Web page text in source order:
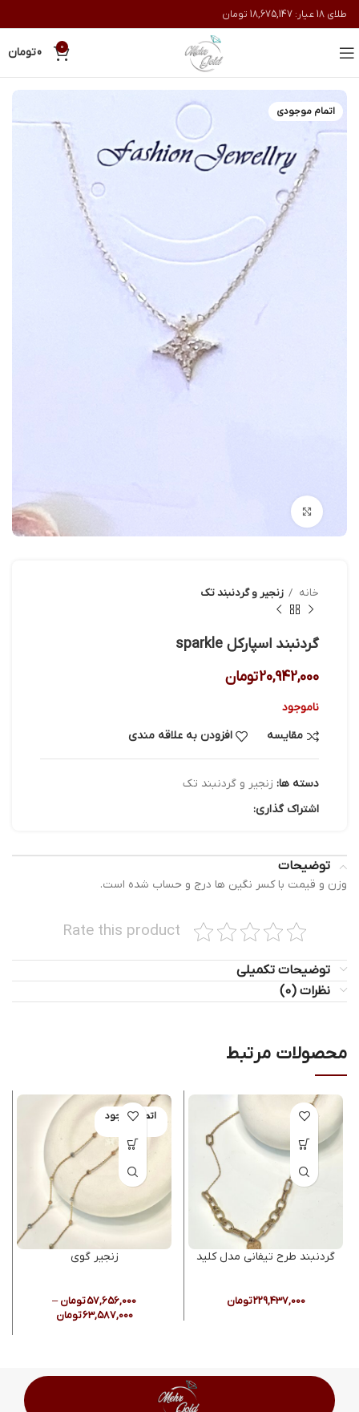
طلای 18 عیار: 18,675,147 تومان
0
0تومان
اتمام موجودی
خانه زنجیر و گردنبند تک
گردنبند اسپارکل sparkle
20,942,000تومان
ناموجود
مقایسه
افزودن به علاقه مندی
دسته ها: زنجیر و گردنبند تک
اشتراک گذاری:
توضیحات
وزن و قیمت با کسر نگین ها درج و حساب شده است.
Rate this product
توضیحات تکمیلی
نظرات (0)
محصولات مرتبط
گردنبند طرح تیفانی مدل کلید
229,437,000تومان
اتمام موجود
زنجیر گوی
57,656,000تومان–
63,587,000تومان